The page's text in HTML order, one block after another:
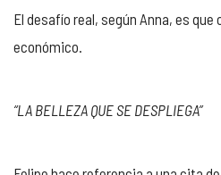
El desafío real, según Anna, es
económico.
“LA BELLEZA QUE SE DESPLIEGA”